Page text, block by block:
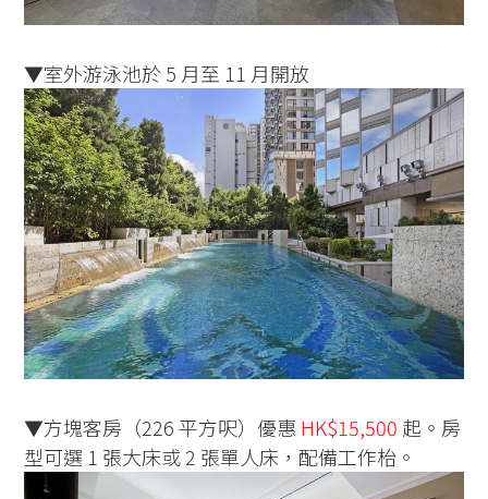
▼室外游泳池於 5 月至 11 月開放
▼方塊客房（226 平方呎）優惠 HK$15,500 起。房
型可選 1 張大床或 2 張單人床，配備工作枱。